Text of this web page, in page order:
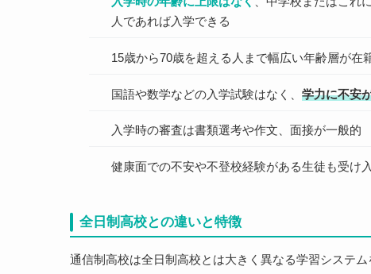
人であれば入学できる
15歳から70歳を超える人まで幅広い年齢層が在
国語や数学などの入学試験はなく、 学力に不安
入学時の審査は書類選考や作文、面接が一般的
健康面での不安や不登校経験がある生徒も受け
全日制高校との違いと特徴
通信制高校は全日制高校とは大きく異なる学習システ